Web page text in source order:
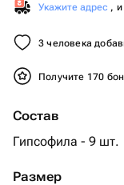
Укажите адрес ,
3 человека
Получите 170
Состав
Гипсофила - 9 шт.
Размер